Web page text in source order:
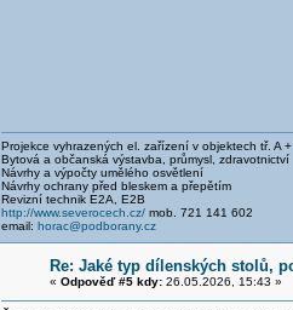
Projekce vyhrazených el. zařízení v objektech tř. A +
Bytová a občanská výstavba, průmysl, zdravotnictví
Návrhy a výpočty umělého osvětlení
Návrhy ochrany před bleskem a přepětím
Revizní technik E2A, E2B
http://www.severocech.cz/mob. 721 141 602
email: horac@podborany.cz
Re: Jaké typ dílenských stolů,
« Odpověď #5 kdy:26.05.2026, 15:43 »